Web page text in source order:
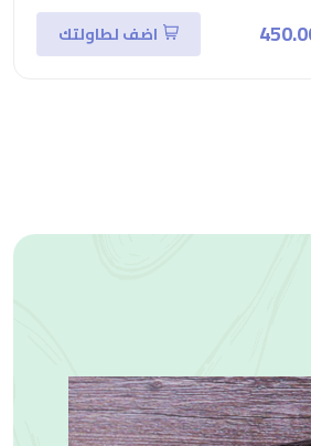
اضف لطاولتك